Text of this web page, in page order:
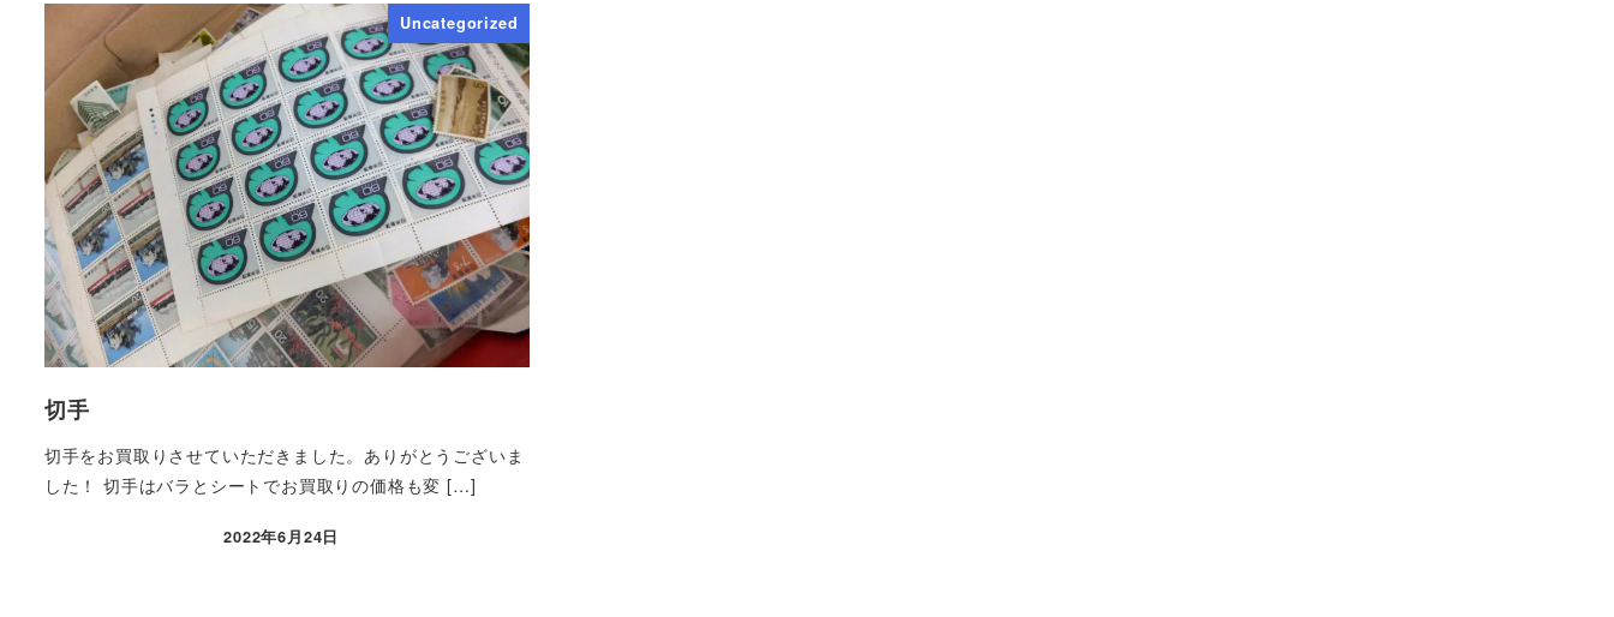
Uncategorized
切手
切手をお買取りさせていただきました。ありがとうございま
した！ 切手はバラとシートでお買取りの価格も変 […]
2022年6月24日